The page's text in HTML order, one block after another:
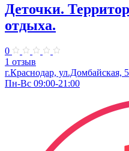
Деточки.
отдыха.
0
1 отзыв
г.Краснодар, ул.Домбайская,
Пн-Вс 09:00-21:00